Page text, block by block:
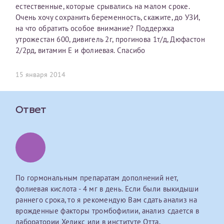
естественные, которые срывались на малом сроке.
Очень хочу сохранить беременность, скажите, до УЗИ,
на что обратить особое внимание? Поддержка
утрожестан 600, дивигель 2г, прогинова 1т/д, Дюфастон
2/2рд, витамин Е и фолиевая. Спасибо
15 января 2014
Ответ
По гормональным препаратам дополнений нет,
фолиевая кислота - 4 мг в день. Если были выкидыши
раннего срока, то я рекомендую Вам сдать анализ на
врожденные факторы тромбофилии, анализ сдается в
лаборатории Хеликс или в институте Отта.
О каком враче расскажете?
Ваш отзыв
Принимаю условияСоглашения на обработку
Электронная почта*
Номер телефона*
Сдать спермограмму
Или введите его имя
Наши специалисты готовы помочь вам, предоставив
общую информацию и рекомендации на основе
ваших вопросов. Задайте ваш вопрос,
и мы постараемся ответить на него как можно
скорее.
Я подтверждаю, что ознакомился с уведомлением,
первом заявлении. После отправки готового документа
изменения и переоформление справки на другого
налогоплательщика не выполняются . Пожалуйста,
внимательно проверяйте все данные перед отправкой
заявки.
После отправки заявки вы получите письмо на указанную
с МЦРМ для уточнения информации.
Заявление
Прошу выдать справку об оказанных медицинских услугах
следующим пациентам:
Фамилия*
Имя*